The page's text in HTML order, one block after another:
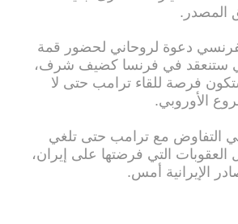
المصدر.
دعوة لروحاني لحضور قمة
ستنعقد في فرنسا كضيف شرف،
فرصة للقاء ترامب حتى لا
الأوروبي.
التفاوض مع ترامب حتى تلغي
العقوبات التي فرضتها على إيران،
الإيرانية أمس.